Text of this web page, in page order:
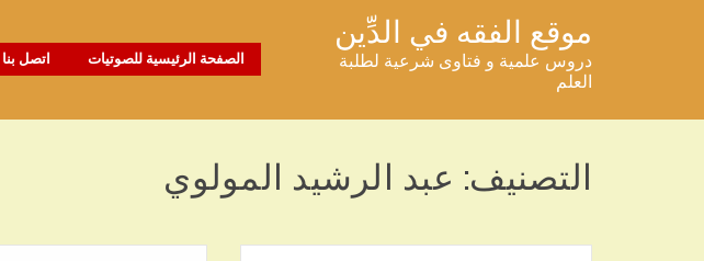
موقع الفقه في الدِّين
دروس علمية و فتاوى شرعية لطلبة
العلم
الصفحة الرئيسية للصوتيات اتصل بنا
التصنيف: عبد الرشيد المولوي